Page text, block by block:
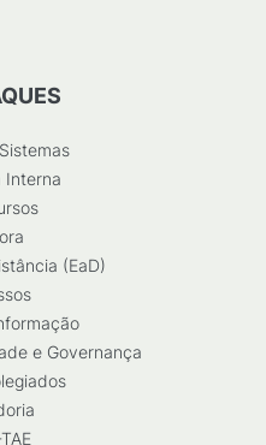
Interna
(EaD)
e Governança